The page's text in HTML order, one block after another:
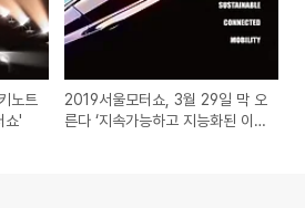
노트
쇼'
2019서울모터쇼, 3월 29일 막 오
른다 ‘지속가능하고 지능화된 이동